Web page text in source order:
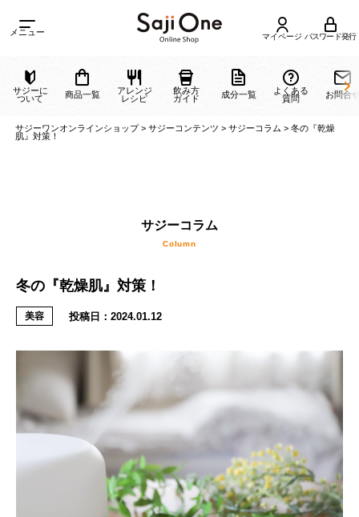
メニュー マイページ パスワード発行
サジーに アレンジ 飲み方 成分一覧 よくある
サジーワンオンラインショップ
サジーコラム
冬の『乾燥肌』対策！
美容 投稿日： 2024.01.12